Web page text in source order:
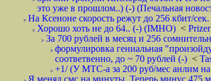
это уже в прошлом..) (-) (Печальная
На Ксеноне скорость режут до 256 кбит/
Хорошо хоть не до 64.. (-) (IMHO) < Prizer
За 700 рублей в месяц и 256
формулировка гениальная
соответвенно, до ~ 70 рублей (-) <
+1/ (У МТС-а за 200 руб/мес анлим
Я менял смс на минуты. Теперь минус 475